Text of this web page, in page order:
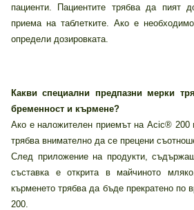
пациенти. Пациентите трябва да пият
приема на таблетките. Ако е
определи дозировката.
Какви специални предпазни мерки
бременност и кърмене?
Ако е наложителен приемът на Acic® 200
трябва внимателно да се прецени
След приложение на продукти,
съставка е открита в майчиното
кърменето трябва да бъде прекратено по
200.